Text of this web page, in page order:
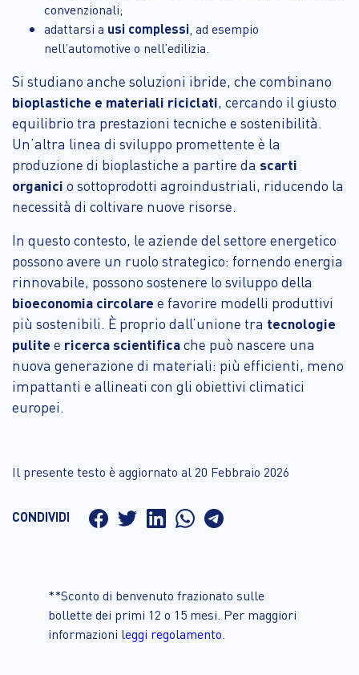
convenzionali;
adattarsi a usi complessi, ad esempio
nell’automotive o nell’edilizia.
Si studiano anche soluzioni ibride, che combinano
bioplastiche e materiali riciclati, cercando il giusto
equilibrio tra prestazioni tecniche e sostenibilità.
Un’altra linea di sviluppo promettente è la
produzione di bioplastiche a partire da scarti
organici o sottoprodotti agroindustriali, riducendo la
necessità di coltivare nuove risorse.
In questo contesto, le aziende del settore energetico
possono avere un ruolo strategico: fornendo energia
rinnovabile, possono sostenere lo sviluppo della
bioeconomia circolare e favorire modelli produttivi
più sostenibili. È proprio dall’unione tra tecnologie
pulite e ricerca scientificache può nascere una
nuova generazione di materiali: più efficienti, meno
impattanti e allineati con gli obiettivi climatici
europei.
Il presente testo è aggiornato al 20 Febbraio 2026
CONDIVIDI
**Sconto di benvenuto frazionato sulle
bollette dei primi 12 o 15 mesi. Per maggiori
informazioni leggi regolamento.